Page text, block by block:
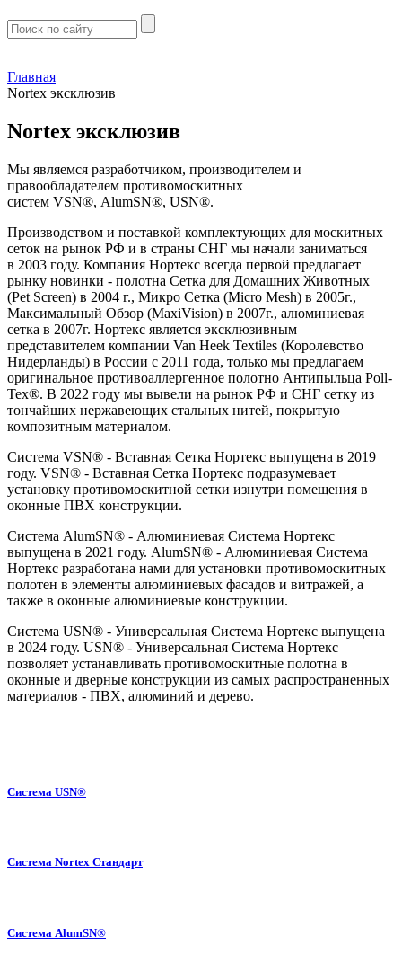
Главная
Nortex эксклюзив
Nortex эксклюзив
Мы являемся разработчиком, производителем и
правообладателем противомоскитных
систем VSN®, AlumSN®, USN®.
Производством и поставкой комплектующих для москитных
сеток на рынок РФ и в страны СНГ мы начали заниматься
в 2003 году. Компания Нортекс всегда первой предлагает
рынку новинки - полотна Сетка для Домашних Животных
(Pet Screen) в 2004 г., Микро Сетка (Micro Mesh) в 2005г.,
Максимальный Обзор (MaxiVision) в 2007г., алюминиевая
сетка в 2007г. Нортекс является эксклюзивным
представителем компании Van Heek Textiles (Королевство
Нидерланды) в России с 2011 года, только мы предлагаем
оригинальное противоаллергенное полотно Антипыльца Poll-
Tex®. В 2022 году мы вывели на рынок РФ и СНГ сетку из
тончайших нержавеющих стальных нитей, покрытую
композитным материалом.
Система VSN® - Вставная Сетка Нортекс выпущена в 2019
году. VSN® - Вставная Сетка Нортекс подразумевает
установку противомоскитной сетки изнутри помещения в
оконные ПВХ конструкции.
Система AlumSN® - Алюминиевая Система Нортекс
выпущена в 2021 году. AlumSN® - Алюминиевая Система
Нортекс разработана нами для установки противомоскитных
полотен в элементы алюминиевых фасадов и витражей, а
также в оконные алюминиевые конструкции.
Система USN® - Универсальная Система Нортекс выпущена
в 2024 году. USN® - Универсальная Система Нортекс
позволяет устанавливать противомоскитные полотна в
оконные и дверные конструкции из самых распространенных
материалов - ПВХ, алюминий и дерево.
Система USN®
Система Nortex Стандарт
Система AlumSN®